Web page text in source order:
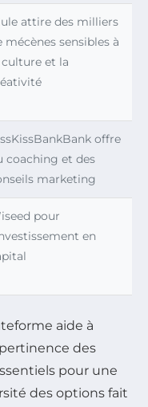
attire des milliers
mécènes sensibles à
culture et la
offre
coaching et des
marketing
pour
en
aide à
des
pour une
des options fait